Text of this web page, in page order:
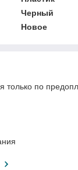
Черный
Новое
только по